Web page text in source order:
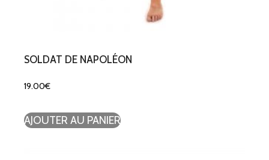
SOLDAT DE NAPOLÉON
19.00€
AJOUTER AU PANIER